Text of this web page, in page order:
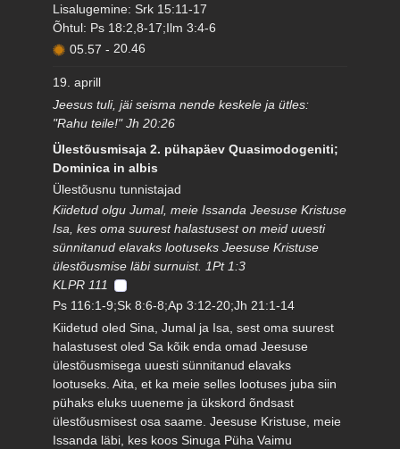
Lisalugemine: Srk 15:11-17
Õhtul: Ps 18:2,8-17;Ilm 3:4-6
05.57 - 20.46
19. aprill
Jeesus tuli, jäi seisma nende keskele ja ütles:
"Rahu teile!" Jh 20:26
Ülestõusmisaja 2. pühapäev Quasimodogeniti;
Dominica in albis
Ülestõusnu tunnistajad
Kiidetud olgu Jumal, meie Issanda Jeesuse Kristuse
Isa, kes oma suurest halastusest on meid uuesti
sünnitanud elavaks lootuseks Jeesuse Kristuse
ülestõusmise läbi surnuist. 1Pt 1:3
KLPR 111
Ps 116:1-9;Sk 8:6-8;Ap 3:12-20;Jh 21:1-14
Kiidetud oled Sina, Jumal ja Isa, sest oma suurest
halastusest oled Sa kõik enda omad Jeesuse
ülestõusmisega uuesti sünnitanud elavaks
lootuseks. Aita, et ka meie selles lootuses juba siin
pühaks eluks uueneme ja ükskord õndsast
ülestõusmisest osa saame. Jeesuse Kristuse, meie
Issanda läbi, kes koos Sinuga Püha Vaimu